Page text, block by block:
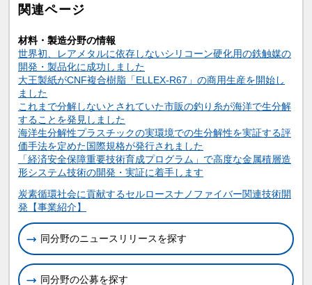
関連ページ
材料・製造分野の情報
世界初、レアメタルに依存しないシリコーン硬化用の鉄触媒の
開発・製品化に成功しました
大王製紙がCNF複合樹脂「ELLEX-R67」の商用生産を開始し
ました
これまで分解しないとされていた市販の釣り糸が海洋で生分解
することを発見しました
海洋生分解性プラスチックの実環境での生分解性を実証する評
価手法を定めた国際規格が発行されました
「経済安全保障重要技術育成プログラム」で高度な金属積層造
形システム技術の開発・実証に着手します
関連情報
炭素循環社会に貢献するセルロースナノファイバー関連技術開
発【事業紹介】
同分野のニュースリリースを探す
同分野の公募を探す